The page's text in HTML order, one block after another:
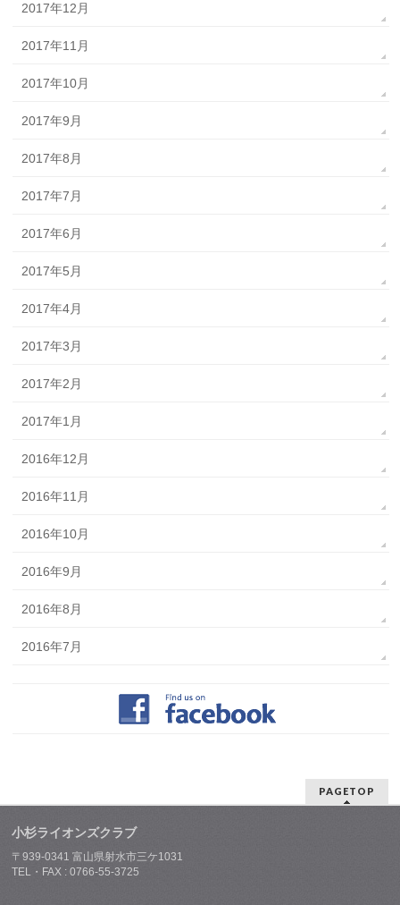
2017年12月
2017年11月
2017年10月
2017年9月
2017年8月
2017年7月
2017年6月
2017年5月
2017年4月
2017年3月
2017年2月
2017年1月
2016年12月
2016年11月
2016年10月
2016年9月
2016年8月
2016年7月
PAGETOP
小杉ライオンズクラブ
〒939-0341 富山県射水市三ケ1031
TEL・FAX : 0766-55-3725